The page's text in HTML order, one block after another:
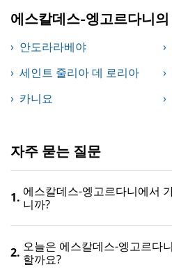
에스칼데스-엥고르다니의
안도라라베야
세인트 줄리아 데 로리아
카니요
자주 묻는 질문
1. 에스칼데스-엥고르다니에서
니까?
2. 오늘은 에스칼데스-엥고르다
할까요?